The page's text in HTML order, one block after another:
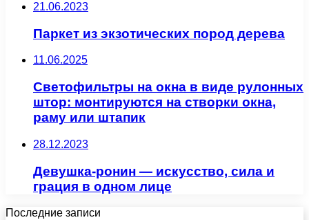
21.06.2023
Паркет из экзотических пород дерева
11.06.2025
Светофильтры на окна в виде рулонных
штор: монтируются на створки окна,
раму или штапик
28.12.2023
Девушка-ронин — искусство, сила и
грация в одном лице
Последние записи